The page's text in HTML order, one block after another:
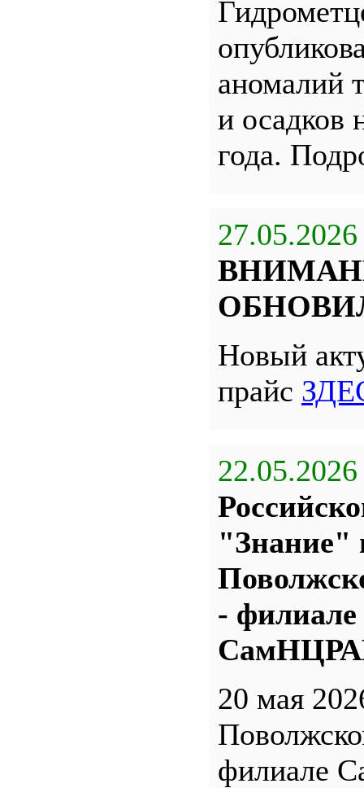
аномалий
и осадков
года.
27.05.2026
Новый
прайс
22.05.2026
"Знание"
- филиале
20 мая
филиале